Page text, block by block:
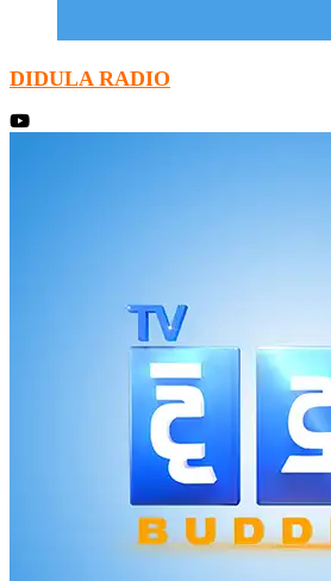
DIDULA RADIO